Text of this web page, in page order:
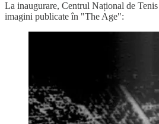
La inaugurare, Centrul Național de
imagini publicate în "The Age":